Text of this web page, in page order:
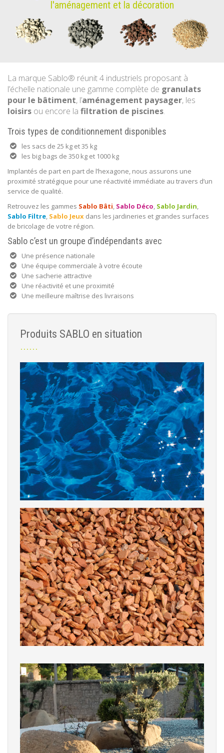
l'aménagement et la décoration
La marque Sablo® réunit 4 industriels proposant à
l’échelle nationale une gamme complète de granulats
pour le bâtiment, l’aménagement paysager, les
loisirs ou encore la filtration de piscines.
Trois types de conditionnement disponibles
les sacs de 25 kg et 35 kg
les big bags de 350 kg et 1000 kg
Implantés de part en part de l’hexagone, nous assurons une
proximité stratégique pour une réactivité immédiate au travers d’un
service de qualité.
Retrouvez les gammes Sablo Bâti, Sablo Déco, Sablo Jardin,
Sablo Filtre, Sablo Jeux dans les jardineries et grandes surfaces
de bricolage de votre région.
Sablo c’est un groupe d’indépendants avec
Une présence nationale
Une équipe commerciale à votre écoute
Une sacherie attractive
Une réactivité et une proximité
Une meilleure maîtrise des livraisons
Produits SABLO en situation